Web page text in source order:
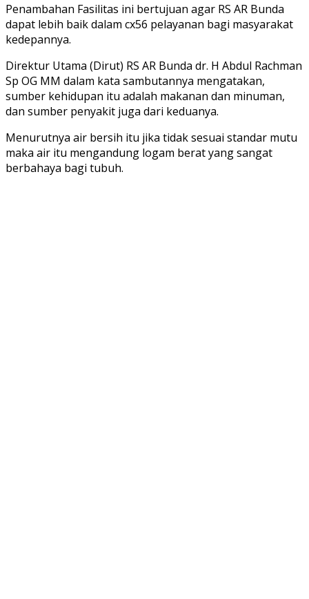
Penambahan Fasilitas ini bertujuan agar RS AR Bunda
dapat lebih baik dalam cx56 pelayanan bagi masyarakat
kedepannya.
Direktur Utama (Dirut) RS AR Bunda dr. H Abdul Rachman
Sp OG MM dalam kata sambutannya mengatakan,
sumber kehidupan itu adalah makanan dan minuman,
dan sumber penyakit juga dari keduanya.
Menurutnya air bersih itu jika tidak sesuai standar mutu
maka air itu mengandung logam berat yang sangat
berbahaya bagi tubuh.